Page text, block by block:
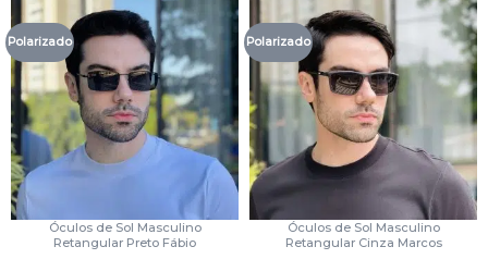
Polarizado
Óculos de Sol Masculino
Retangular Preto Fábio
Polarizado
Óculos de Sol Masculino
Retangular Cinza Marcos